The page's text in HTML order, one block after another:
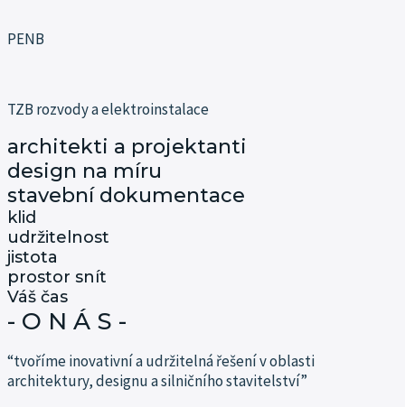
PENB
TZB rozvody a elektroinstalace
architekti a projektanti
design na míru
stavební dokumentace
klid
udržitelnost
jistota
prostor snít
Váš čas
- O N Á S -
“tvoříme inovativní a udržitelná řešení v oblasti
architektury, designu a silničního stavitelství”